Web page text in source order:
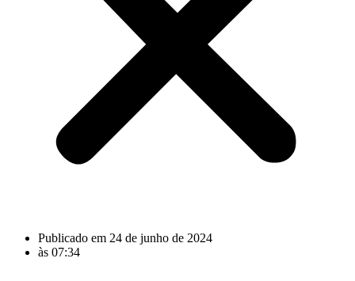
Publicado em 24 de junho de 2024
às 07:34